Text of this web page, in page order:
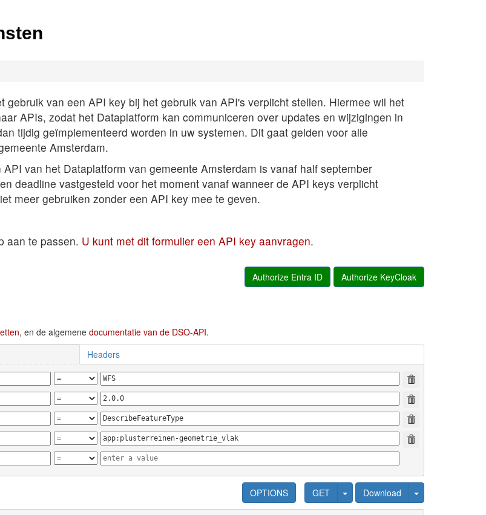
van een API key bij het gebruik van API's verplicht stellen. Hiermee wil het
APIs, zodat het Dataplatform kan communiceren over updates en wijzigingen in
tijdig geïmplementeerd worden in uw systemen. Dit gaat gelden voor alle
Amsterdam.
van het Dataplatform van gemeente Amsterdam is vanaf half september
deadline vastgesteld voor het moment vanaf wanneer de API keys verplicht
meer gebruiken zonder een API key mee te geven.
aan te passen. U kunt met dit formulier een API key aanvragen.
Authorize KeyCloak
Authorize Entra ID
, en de algemene documentatie van de DSO-API.
Headers
GET Download
OPTIONS